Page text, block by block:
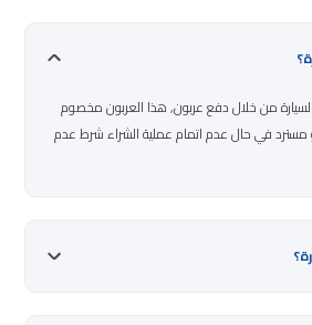
من خلال دفع عربون, هذا العربون مخصوم
مسترد في حال عدم اتمام عملية الشراء شرط عدم